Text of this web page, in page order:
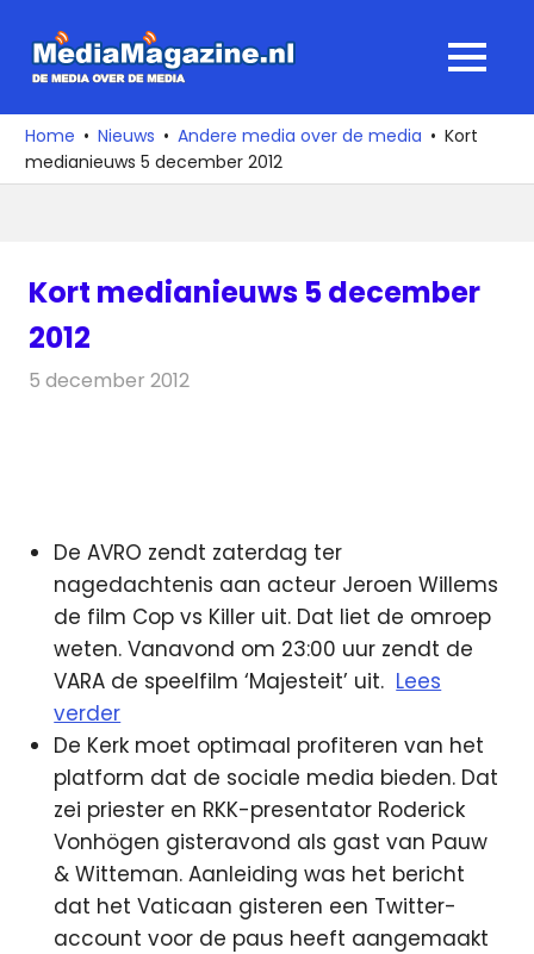
naar
media
over
de
MENU
Home Nieuws Andere media over de media
Kort
medianieuws 5 december 2012
Kort medianieuws 5 december
2012
5 december 2012
De AVRO zendt zaterdag ter
nagedachtenis aan acteur Jeroen Willems
de film Cop vs Killer uit. Dat liet de omroep
weten. Vanavond om 23:00 uur zendt de
VARA de speelfilm ‘Majesteit’ uit. Lees
verder
De Kerk moet optimaal profiteren van het
platform dat de sociale media bieden. Dat
zei priester en RKK-presentator Roderick
Vonhögen gisteravond als gast van Pauw
& Witteman. Aanleiding was het bericht
dat het Vaticaan gisteren een Twitter-
account voor de paus heeft aangemaakt